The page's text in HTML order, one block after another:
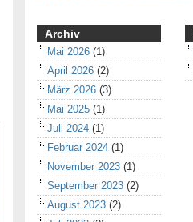
Archiv
Mai 2026 (1)
April 2026 (2)
März 2026 (3)
Mai 2025 (1)
Juli 2024 (1)
Februar 2024 (1)
November 2023 (1)
September 2023 (2)
August 2023 (2)